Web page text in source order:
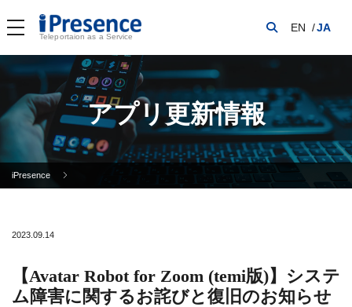
Teleportaion as a Service
EN JA
アプリ更新情報
iPresence
2023.09.14
【Avatar Robot for Zoom (temi版)】システ
ム障害に関するお詫びと復旧のお知らせ